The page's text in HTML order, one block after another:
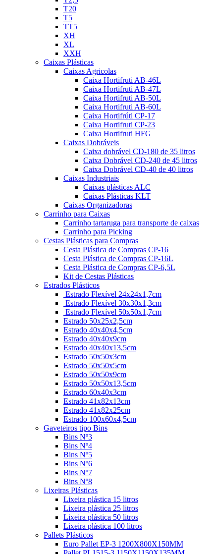
T20
T5
TT5
XH
XL
XXH
Caixas Plásticas
Caixas Agricolas
Caixa Hortifruti AB-46L
Caixa Hortifruti AB-47L
Caixa Hortifruti AB-50L
Caixa Hortifruti AB-60L
Caixa Hortifrúti CP-17
Caixa Hortifruti CP-23
Caixa Hortifruti HFG
Caixas Dobráveis
Caixa dobrável CD-180 de 35 litros
Caixa Dobrável CD-240 de 45 litros
Caixa Dobrável CD-40 de 40 litros
Caixas Industriais
Caixas plásticas ALC
Caixas Plásticas KLT
Caixas Organizadoras
Carrinho para Caixas
Carrinho tartaruga para transporte de caixas
Carrinho para Picking
Cestas Plásticas para Compras
Cesta Plástica de Compras CP-16
Cesta Plástica de Compras CP-16L
Cesta Plástica de Compras CP-6,5L
Kit de Cestas Plásticas
Estrados Plásticos
Estrado Flexível 24x24x1,7cm
Estrado Flexível 30x30x1,3cm
Estrado Flexível 50x50x1,7cm
Estrado 50x25x2,5cm
Estrado 40x40x4,5cm
Estrado 40x40x9cm
Estrado 40x40x13,5cm
Estrado 50x50x3cm
Estrado 50x50x5cm
Estrado 50x50x9cm
Estrado 50x50x13,5cm
Estrado 60x40x3cm
Estrado 41x82x13cm
Estrado 41x82x25cm
Estrado 100x60x4,5cm
Gaveteiros tipo Bins
Bins Nº3
Bins Nº4
Bins Nº5
Bins Nº6
Bins Nº7
Bins Nº8
Lixeiras Plásticas
Lixeira plástica 15 litros
Lixeira plástica 25 litros
Lixeira plástica 50 litros
Lixeira plástica 100 litros
Pallets Plásticos
Euro Pallet EP-3 1200X800X150MM